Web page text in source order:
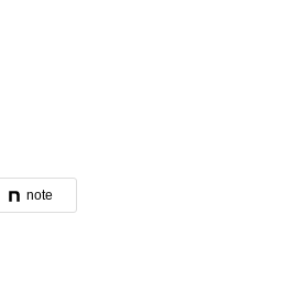
note